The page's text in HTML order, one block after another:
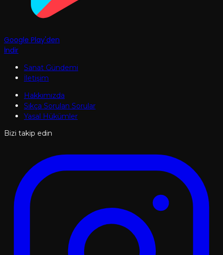
Google Play'den
İndir
Sanat Gündemi
İletişim
Hakkımızda
Sıkça Sorulan Sorular
Yasal Hükümler
Bizi takip edin